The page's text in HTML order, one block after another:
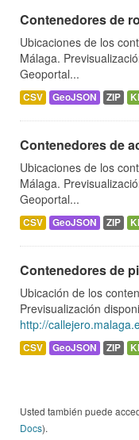
Contenedores de
Ubicaciones de los
Málaga.
Geoportal...
CSV GeoJSON ZIP
Contenedores de
Ubicaciones de los
Málaga.
Geoportal...
CSV GeoJSON ZIP
Contenedores de
Ubicación de los
Previsualización
http://
CSV GeoJSON ZIP
Usted también puede
Docs).